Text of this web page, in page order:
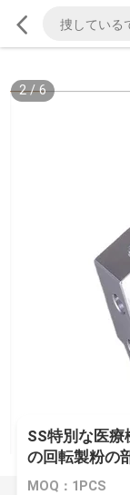
2/6
SS特別な医療
の回転製粉の
MOQ：1PCS